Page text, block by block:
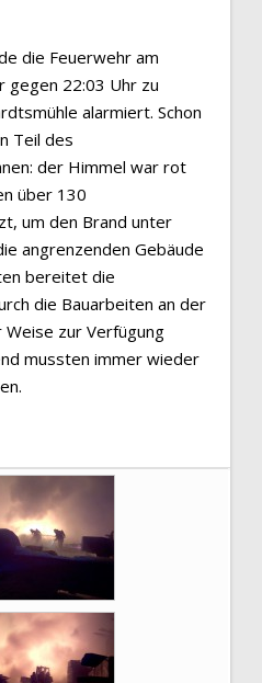
die Feuerwehr am
gegen 22:03 Uhr zu
alarmiert. Schon
Teil des
der Himmel war rot
über 130
um den Brand unter
angrenzenden Gebäude
bereitet die
die Bauarbeiten an der
zur Verfügung
mussten immer wieder